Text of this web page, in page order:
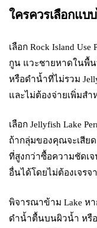
ใครควรเลือกแบ
เลือก Rock Island
กูน แวะชายหาดในพื้
หรือดำน้ำที่ไม่รวม
และไม่ต้องจ่ายเพิ่มส
เลือก Jellyfish Lake
ถ้ากลุ่มของคุณจะเสีย
ที่สูงกว่าซื้อความชัดเ
อื่นได้โดยไม่ต้องเจรจ
พิจารณาข้าม Lake ห
ดำน้ำตื้นบนผิวน้ำ หรือ